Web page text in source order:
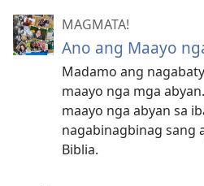
MAGMATA!
Ano ang Maayo
Madamo ang
maayo nga mga
maayo nga abyan sa
nagabinagbinag sang
Biblia.